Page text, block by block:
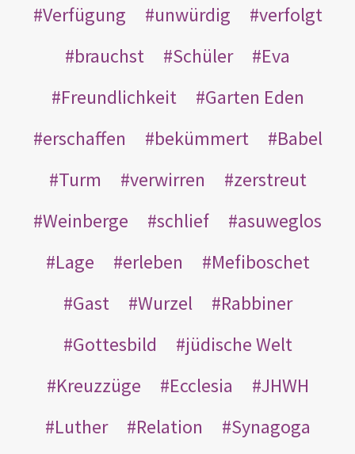
Verfügung
unwürdig
verfolgt
brauchst
Schüler
Eva
Freundlichkeit
Garten Eden
erschaffen
bekümmert
Babel
Turm
verwirren
zerstreut
Weinberge
schlief
asuweglos
Lage
erleben
Mefiboschet
Gast
Wurzel
Rabbiner
Gottesbild
jüdische Welt
Kreuzzüge
Ecclesia
JHWH
Luther
Relation
Synagoga